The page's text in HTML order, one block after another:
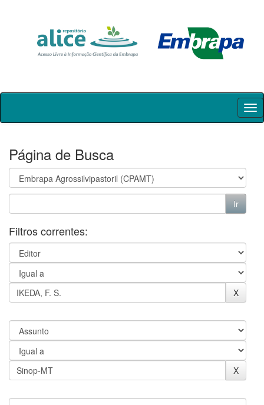
Skip
Página de Busca
Filtros correntes: